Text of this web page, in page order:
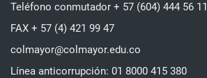
Teléfono conmutador + 57 (604) 444 56 11
FAX + 57 (4) 421 99 47
colmayor@colmayor.edu.co
Línea anticorrupción: 01 8000 415 380